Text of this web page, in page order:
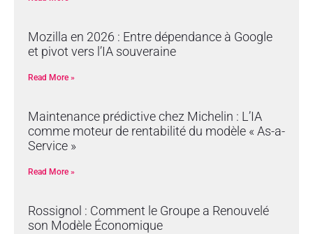
Mozilla en 2026 : Entre dépendance à Google
et pivot vers l’IA souveraine
Read More »
Maintenance prédictive chez Michelin : L’IA
comme moteur de rentabilité du modèle « As-a-
Service »
Read More »
Rossignol : Comment le Groupe a Renouvelé
son Modèle Économique